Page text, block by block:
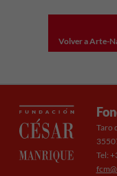
Volver a Arte-
Taro
Tel: